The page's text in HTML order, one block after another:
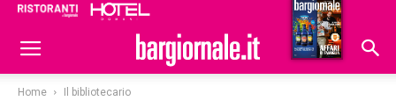
Hoteldomani
Home Il bibliotecario